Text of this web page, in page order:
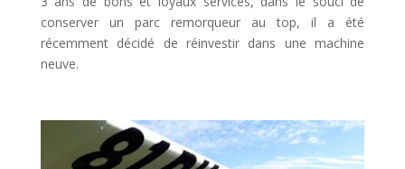
conserver un parc remorqueur au top, il a été
récemment décidé de réinvestir dans une machine
neuve.